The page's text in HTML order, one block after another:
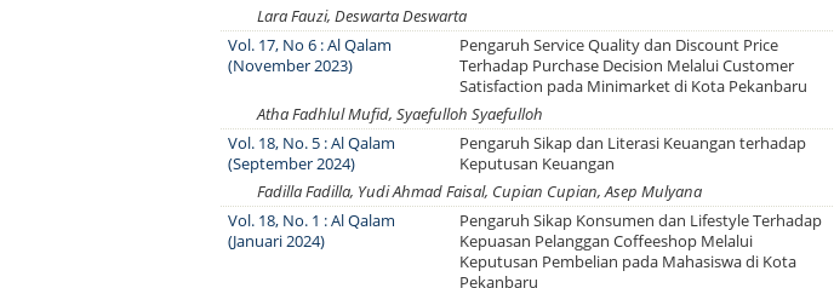
Lara Fauzi, Deswarta Deswarta
Vol. 17, No 6 : Al Qalam
(November 2023)
Pengaruh Service Quality dan Discount Price
Terhadap Purchase Decision Melalui Customer
Satisfaction pada Minimarket di Kota Pekanbaru
Atha Fadhlul Mufid, Syaefulloh Syaefulloh
Vol. 18, No. 5 : Al Qalam
(September 2024)
Pengaruh Sikap dan Literasi Keuangan terhadap
Keputusan Keuangan
Fadilla Fadilla, Yudi Ahmad Faisal, Cupian Cupian, Asep Mulyana
Vol. 18, No. 1 : Al Qalam
(Januari 2024)
Pengaruh Sikap Konsumen dan Lifestyle Terhadap
Kepuasan Pelanggan Coffeeshop Melalui
Keputusan Pembelian pada Mahasiswa di Kota
Pekanbaru